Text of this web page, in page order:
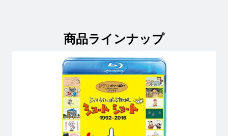
商品ラインナップ